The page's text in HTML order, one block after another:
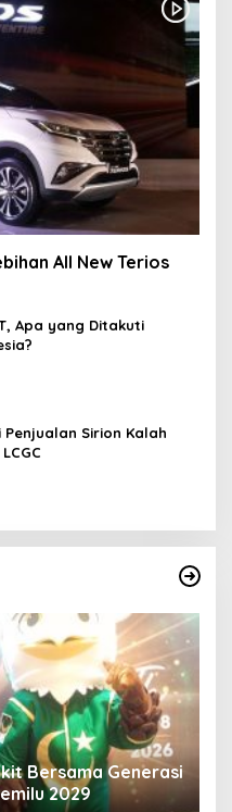
All New Terios
Apa yang Ditakuti
Sirion Kalah
Bersama Generasi
2029